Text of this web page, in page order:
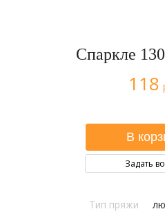
Спаркле
118
Задать
Тип пряжи